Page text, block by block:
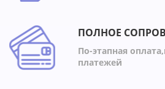
ПОЛНОЕ
По-этапная
платежей